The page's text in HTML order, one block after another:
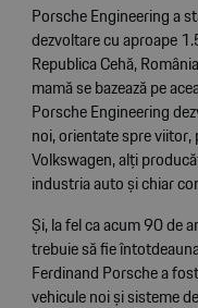
Porsche Engineering a
dezvoltare cu aproape
Republica Cehă,
mamă se bazează pe
Porsche Engineering
noi, orientate spre
Volkswagen, alți
industria auto și chiar
Și, la fel ca acum 90 de
trebuie să fie
Ferdinand Porsche a
vehicule noi și sisteme